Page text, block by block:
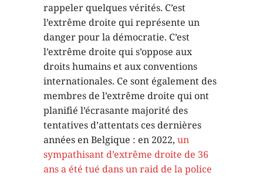
rappeler quelques vérités. C’est
l’extrême droite qui représente un
danger pour la démocratie. C’est
l’extrême droite qui s’oppose aux
droits humains et aux conventions
internationales. Ce sont également des
membres de l’extrême droite qui ont
planifié l’écrasante majorité des
tentatives d’attentats ces dernières
années en Belgique : en 2022, un
sympathisant d’extrême droite de 36
ans a été tué dans un raid de la police